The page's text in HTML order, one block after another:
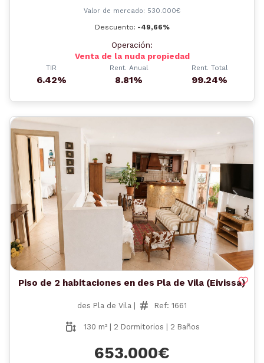
Valor de mercado: 530.000€
Descuento: -49,66%
Operación:
Venta de la nuda propiedad
TIR
6.42%
Rent. Anual
8.81%
Rent. Total
99.24%
Anterior
Piso de 2 habitaciones en des Pla de Vila (Eivissa)
des Pla de Vila | Ref: 1661
130 m² | 2 Dormitorios | 2 Baños
653.000€